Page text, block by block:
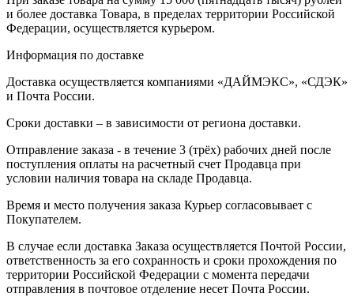
и более доставка Товара, в пределах территории Российской
Федерации, осуществляется курьером.
Информация по доставке
Доставка осуществляется компаниями «ДАЙМЭКС», «СДЭК»
и Почта России.
Сроки доставки – в зависимости от региона доставки.
Отправление заказа - в течение 3 (трёх) рабочих дней после
поступления оплаты на расчетный счет Продавца при
условии наличия товара на складе Продавца.
Время и место получения заказа Курьер согласовывает с
Покупателем.
В случае если доставка Заказа осуществляется Почтой России,
ответственность за его сохранность и сроки прохождения по
территории Российской Федерации с момента передачи
отправления в почтовое отделение несет Почта России.